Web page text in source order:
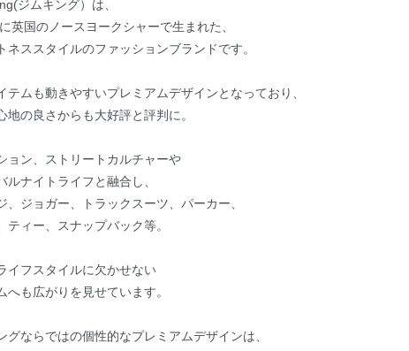
ジムキング）は、
英国のノースヨークシャーで生まれた、
ネススタイルのファッションブランドです。
テムも動きやすいプレミアムデザインとなっており、
地の良さからも大好評と評判に。
ョン、ストリートカルチャーや
ルナイトライフと融合し、
、ジョガー、トラックスーツ、パーカー、
ティー、スナップバック等。
イフスタイルに欠かせない
へも広がりを見せています。
グならではの個性的なプレミアムデザインは、